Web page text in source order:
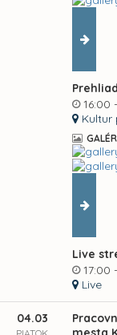
16:00
Kultur
Live
17:00
Live
04.03